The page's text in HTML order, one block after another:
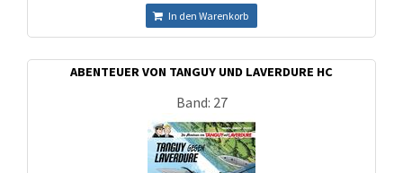
In den Warenkorb
ABENTEUER VON TANGUY UND LAVERDURE HC
Band: 27